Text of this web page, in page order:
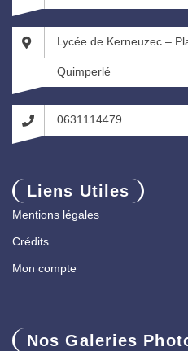
Lycée de Kerneuzec –
Quimperlé
0631114479
Liens Utiles
Mentions légales
Crédits
Mon compte
Nos Galeries